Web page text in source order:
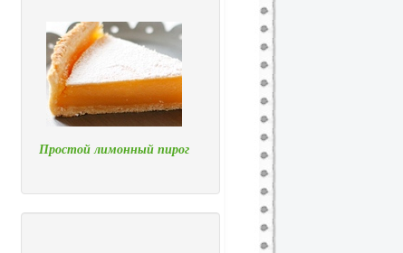
Простой лимонный пирог